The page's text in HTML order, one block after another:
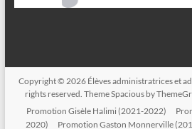
Copyright © 2026 Élèves administratrices et
rights reserved. ThemeSpaciousby
Promotion Gisèle Halimi (2021-2022)
2020)
Promotion Gaston Monnerville